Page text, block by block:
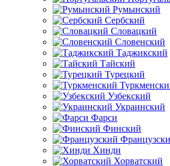
Румынский
Сербский
Словацкий
Словенский
Таджикский
Тайский
Турецкий
Узбекский
Украинский
Фарси
Финский
Хинди
Хорватский